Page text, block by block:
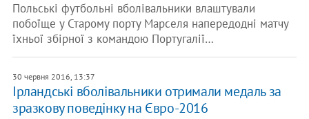
Польські футбольні вболівальники влаштували
побоїще у Старому порту Марселя напередодні матчу
їхньої збірної з командою Португалії…
30 червня 2016, 13:37
Ірландські вболівальники отримали медаль за
зразкову поведінку на Євро-2016